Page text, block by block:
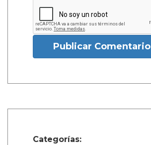
Publicar Comentario
Categorías: